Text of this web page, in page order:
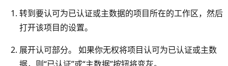
转到要认可为已认证或主数据的项目所在的工作区，然后
打开该项目的设置。
展开认可部分。 如果你无权将项目认可为已认证或主数
据，则“已认证”或“主数据”按钮将变灰。